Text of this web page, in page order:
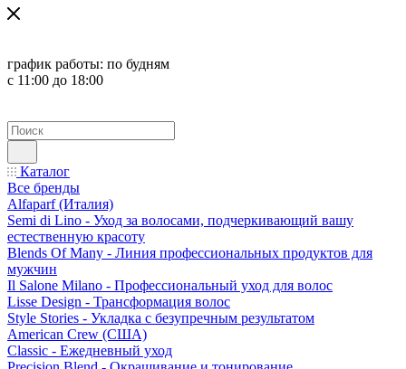
график работы: по будням
с 11:00 до 18:00
Каталог
Все бренды
Alfaparf (Италия)
Semi di Lino - Уход за волосами, подчеркивающий вашу
естественную красоту
Blends Of Many - Линия профессиональных продуктов для
мужчин
Il Salone Milano - Профессиональный уход для волос
Lisse Design - Трансформация волос
Style Stories - Укладка с безупречным результатом
American Crew (США)
Classic - Ежедневный уход